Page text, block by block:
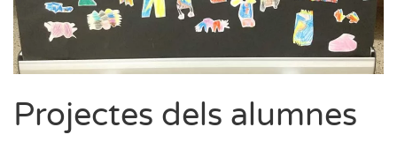
Projectes dels alumnes